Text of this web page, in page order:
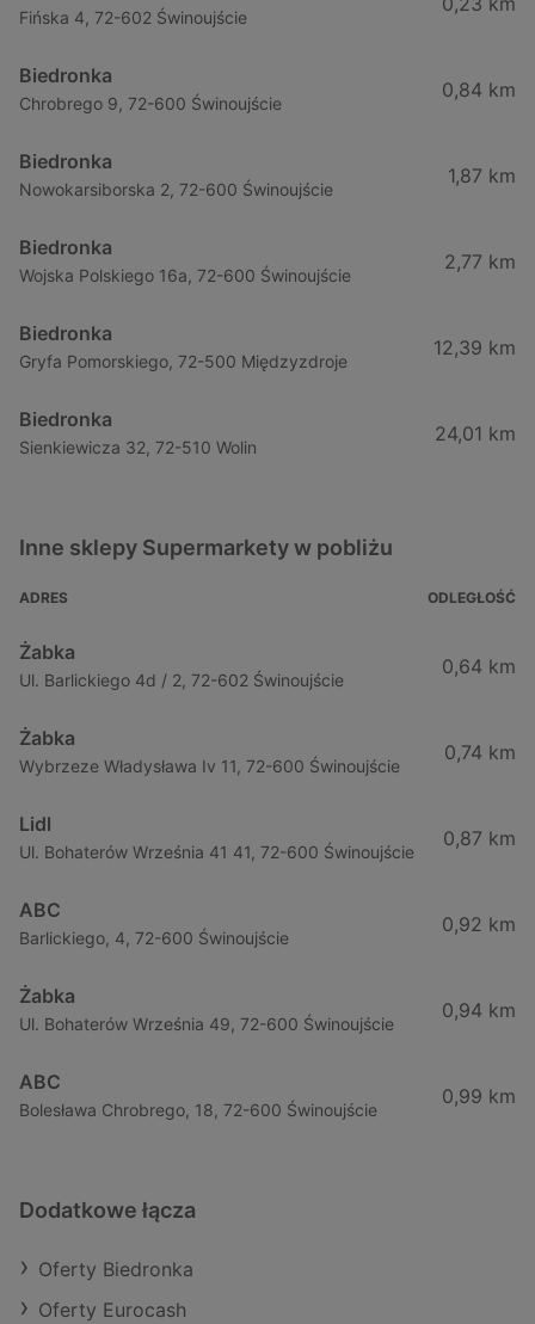
Fińska 4, 72-602 Świnoujście
Biedronka
Chrobrego 9, 72-600 Świnoujście
0,84 km
Biedronka
Nowokarsiborska 2, 72-600 Świnoujście
1,87 km
Biedronka
Wojska Polskiego 16a, 72-600 Świnoujście
2,77 km
Biedronka
Gryfa Pomorskiego, 72-500 Międzyzdroje
12,39 km
Biedronka
Sienkiewicza 32, 72-510 Wolin
24,01 km
Inne sklepy Supermarkety w pobliżu
ADRES ODLEGŁOŚĆ
Żabka
Ul. Barlickiego 4d / 2, 72-602 Świnoujście
0,64 km
Żabka
Wybrzeze Władysława Iv 11, 72-600 Świnoujście
0,74 km
Lidl
Ul. Bohaterów Września 41 41, 72-600 Świnoujście
0,87 km
ABC
Barlickiego, 4, 72-600 Świnoujście
0,92 km
Żabka
Ul. Bohaterów Września 49, 72-600 Świnoujście
0,94 km
ABC
Bolesława Chrobrego, 18, 72-600 Świnoujście
0,99 km
Dodatkowe łącza
Oferty Biedronka
Oferty Eurocash